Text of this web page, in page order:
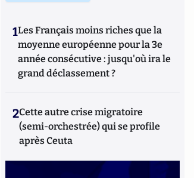
1Les Français moins riches que la
moyenne européenne pour la 3e
année consécutive : jusqu'où ira le
grand déclassement ?
2Cette autre crise migratoire
(semi-orchestrée) qui se profile
après Ceuta